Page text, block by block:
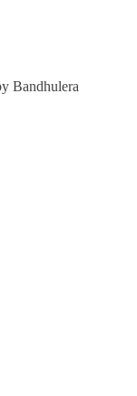
Bandhulera